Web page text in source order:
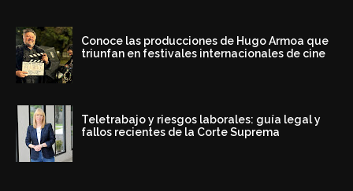
Conoce las producciones de Hugo Armoa que
triunfan en festivales internacionales de cine
Teletrabajo y riesgos laborales: guía legal y
fallos recientes de la Corte Suprema